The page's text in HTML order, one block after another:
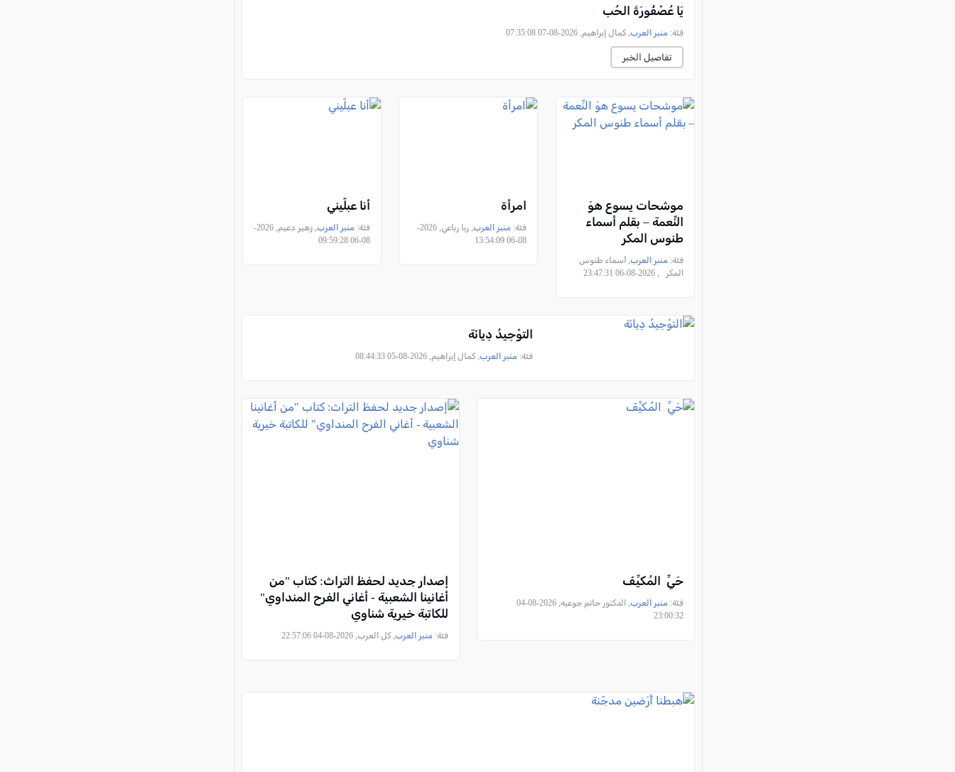
يَا عُصْفُورَةَ الحُب
فئة: منبر العرب, كمال إبراهيم, 2026-08-07 07:35:08
تفاصيل الخبر
موشحات يسوع هوَ
النِّعمة – بقلم أسماء
طنوس المكر
فئة: منبر العرب, أسماء طنوس
المكر , 2026-08-06 23:47:31
امرأة
فئة: منبر العرب
, ربا رباعي, 2026-
08-06 13:54:09
أنا عبلّيني
فئة: منبر العرب
, زهير دعيم, 2026-
08-06 09:59:28
التوْحِيدُ دِيانَة
فئة: منبر العرب, كمال إبراهيم, 2026-08-05 08:44:33
حَيِّ المُكيِّفَ
فئة: منبر العرب
, الدكتور حاتم جوعيه, 2026-08-04
23:00:32
إصدار جديد لحفظ التراث: كتاب "من
أغانينا الشعبية - أغاني الفرح المنداوي"
للكاتبة خيرية شناوي
فئة: منبر العرب, كل العرب, 2026-08-04 22:57:06